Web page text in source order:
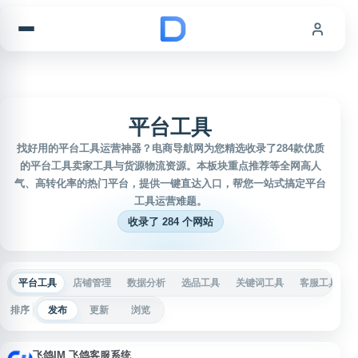
平台工具
找好用的平台工具运营神器？电商导航网为您精选收录了284款优质
的平台工具卖家工具与货源物流资源。本板块重点推荐等全网高人
气、高转化率的热门平台，提供一键直达入口，帮您一站式搞定平台
工具运营难题。
收录了 284 个网站
平台工具 店铺管理 数据分析 选品工具 关键词工具 客服工具
排序 发布 更新 浏览
飞鸽IM 飞鸽客服系统